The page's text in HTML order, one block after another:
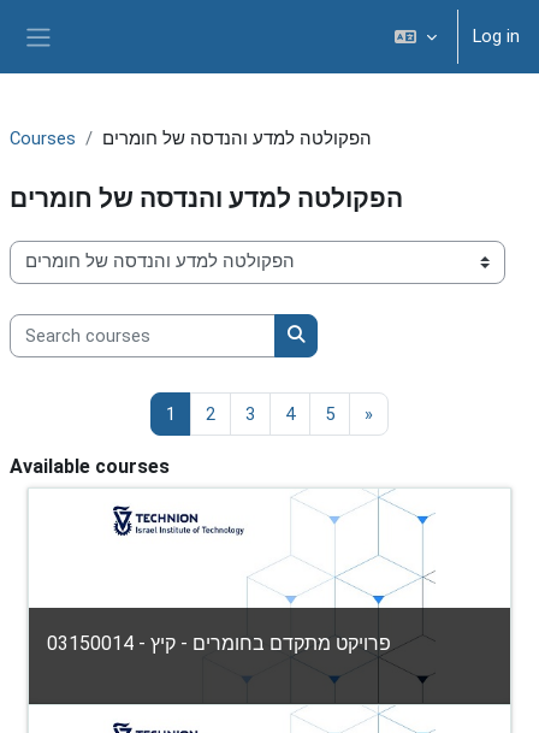
Log in
Courses הפקולטה למדע והנדסה של חומרים
הפקולטה למדע והנדסה של חומרים
Course categories
Search courses
Search courses
1 Page 1
2 Page 2
3 Page 3
4Page 4
5Page 5
»Next page
Available courses
פרויקט מתקדם בחומרים - קיץ - 03150014